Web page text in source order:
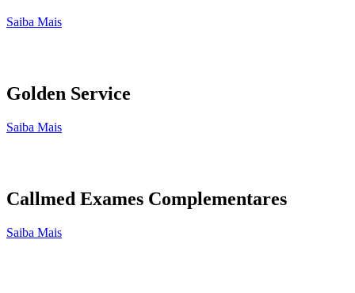
Saiba Mais
Golden Service
Saiba Mais
Callmed Exames Complementares
Saiba Mais